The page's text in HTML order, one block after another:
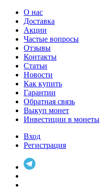
О нас
Доставка
Акции
Частые вопросы
Отзывы
Контакты
Статьи
Новости
Как купить
Гарантии
Обратная связь
Выкуп монет
Инвестиции в монеты
Вход
Регистрация